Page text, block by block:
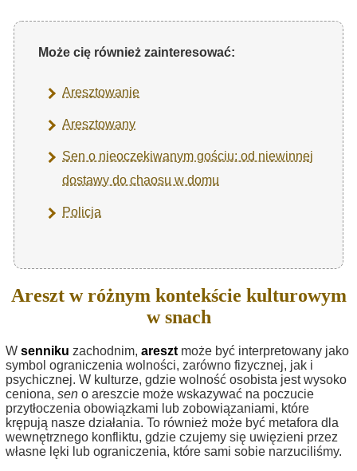
Może cię również zainteresować:
Aresztowanie
Aresztowany
Sen o nieoczekiwanym gościu: od niewinnej
dostawy do chaosu w domu
Policja
Areszt w różnym kontekście kulturowym
w snach
W senniku zachodnim, areszt może być interpretowany jako
symbol ograniczenia wolności, zarówno fizycznej, jak i
psychicznej. W kulturze, gdzie wolność osobista jest wysoko
ceniona, sen o areszcie może wskazywać na poczucie
przytłoczenia obowiązkami lub zobowiązaniami, które
krępują nasze działania. To również może być metafora dla
wewnętrznego konfliktu, gdzie czujemy się uwięzieni przez
własne lęki lub ograniczenia, które sami sobie narzuciliśmy.